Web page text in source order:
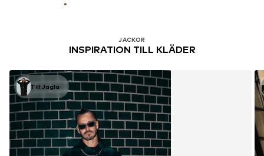
JACKOR
INSPIRATION TILL KLÄDER
Till Jagla